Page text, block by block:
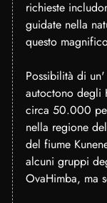
richieste
guidate nella
questo
Possibilità di
autoctono degli
circa 50.000
nella regione
del fiume
alcuni gruppi
OvaHimba, ma